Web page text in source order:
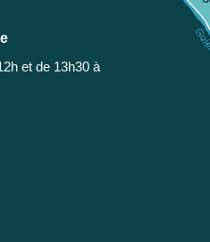
et de 13h30 à